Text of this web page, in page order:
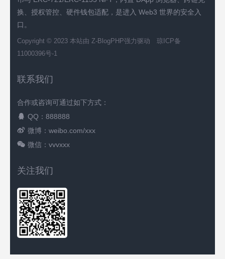
换、授权管控、硬件钱包适配，是进入 Web3 世界的安全入
口。
Copyright © 2023 本站由 Z-BlogPHP强力驱动
琼ICP备
11000396号-1
联系我们
合作或咨询可通过如下方式：
QQ：888888
微博：weibo.com/xxx
微信：vvvxxx
关注我们